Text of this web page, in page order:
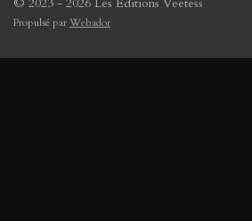
Propulsé parWebador